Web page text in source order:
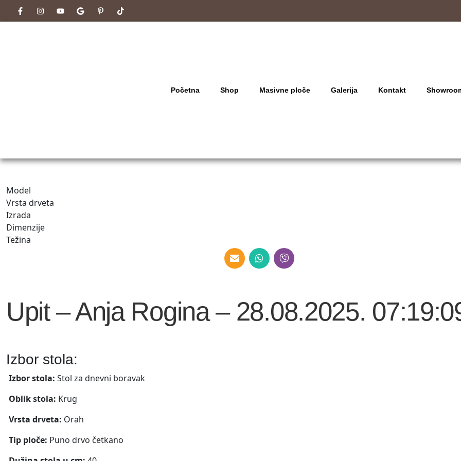
Početna Shop Masivne ploče Galerija Kontakt
Model
Vrsta drveta
Izrada
Dimenzije
Težina
Upit – Anja Rogina – 28.08.2025.
Izbor stola:
Izbor stola: Stol za dnevni boravak
Oblik stola: Krug
Vrsta drveta: Orah
Tip ploče: Puno drvo četkano